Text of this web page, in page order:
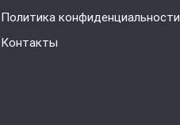
Политика конфиденциальности
Контакты